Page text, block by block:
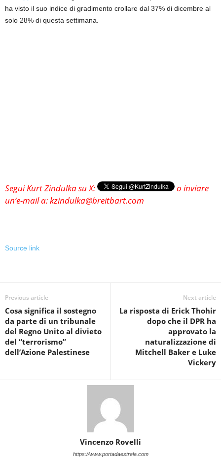
ha visto il suo indice di gradimento crollare dal 37% di dicembre al
solo 28% di questa settimana.
Segui Kurt Zindulka su X:
o inviare
un’e-mail a: kzindulka@breitbart.com
Source link
Previous article
Cosa significa il sostegno
da parte di un tribunale
del Regno Unito al divieto
del “terrorismo”
dell’Azione Palestinese
Next article
La risposta di Erick Thohir
dopo che il DPR ha
approvato la
naturalizzazione di
Mitchell Baker e Luke
Vickery
Vincenzo Rovelli
https://www.portadaestrela.com